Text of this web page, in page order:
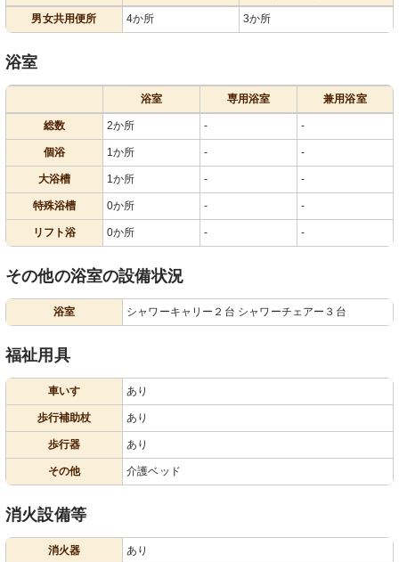
男女共用便所 4か所 3か所
浴室
浴室 専用浴室 兼用浴室
総数 2か所 - -
個浴 1か所 - -
大浴槽 1か所 - -
特殊浴槽 0か所 - -
リフト浴 0か所 - -
その他の浴室の設備状況
浴室 シャワーキャリー２台 シャワーチェアー３台
福祉用具
車いす あり
歩行補助杖 あり
歩行器 あり
その他 介護ベッド
消火設備等
消火器 あり